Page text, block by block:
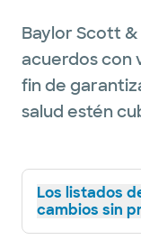
Baylor Scott
acuerdos con
fin de
salud estén
Los listados
cambios sin